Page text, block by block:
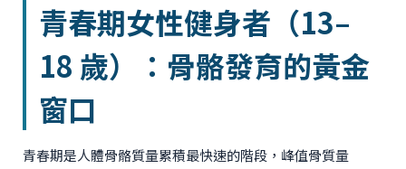
青春期女性健身者（13–
18 歲）：骨骼發育的黃金
窗口
青春期是人體骨骼質量累積最快速的階段，峰值骨質量